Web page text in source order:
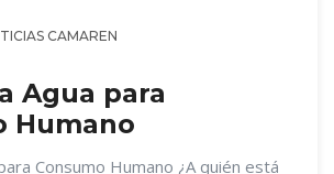
CAMAREN
Agua para
Humano
Consumo Humano ¿A quién está